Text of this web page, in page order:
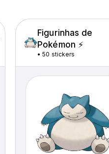
Figurinhas de
Pokémon ⚡
•50 stickers